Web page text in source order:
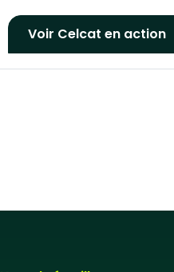
Voir Celcat en action